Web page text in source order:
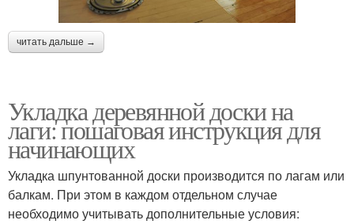
читать дальше →
Укладка деревянной доски на
лаги: пошаговая инструкция для
начинающих
Укладка шпунтованной доски производится по лагам или
балкам. При этом в каждом отдельном случае
необходимо учитывать дополнительные условия: